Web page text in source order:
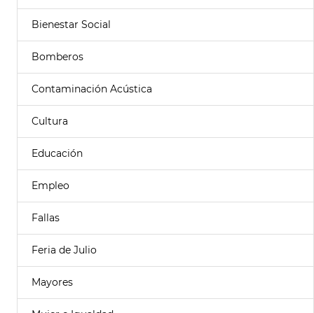
Bienestar Social
Bomberos
Contaminación Acústica
Cultura
Educación
Empleo
Fallas
Feria de Julio
Mayores